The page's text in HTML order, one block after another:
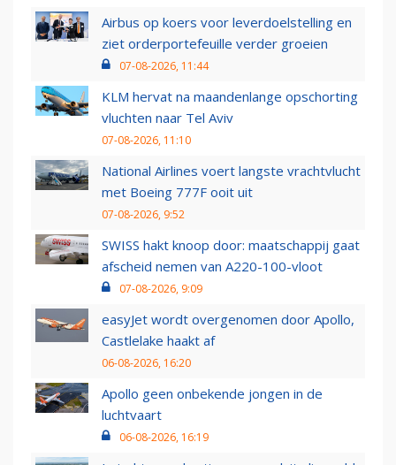
Airbus op koers voor leverdoelstelling en
ziet orderportefeuille verder groeien
07-08-2026, 11:44
KLM hervat na maandenlange opschorting
vluchten naar Tel Aviv
07-08-2026, 11:10
National Airlines voert langste vrachtvlucht
met Boeing 777F ooit uit
07-08-2026, 9:52
SWISS hakt knoop door: maatschappij gaat
afscheid nemen van A220-100-vloot
07-08-2026, 9:09
easyJet wordt overgenomen door Apollo,
Castlelake haakt af
06-08-2026, 16:20
Apollo geen onbekende jongen in de
luchtvaart
06-08-2026, 16:19